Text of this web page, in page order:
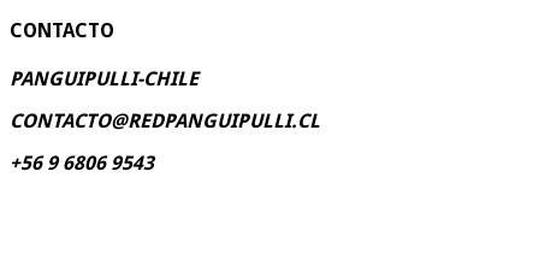
CONTACTO
PANGUIPULLI-CHILE
CONTACTO@REDPANGUIPULLI.CL
+56 9 6806 9543